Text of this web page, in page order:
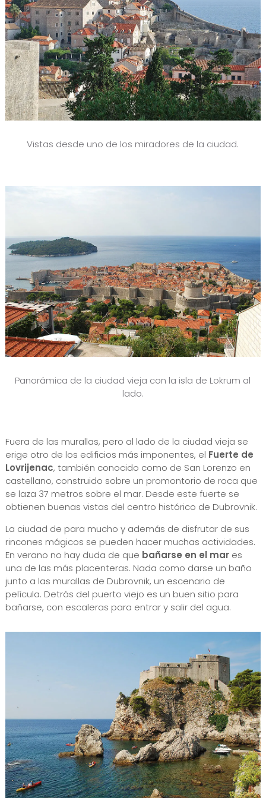
Vistas desde uno de los miradores de la ciudad.
Panorámica de la ciudad vieja con la isla de Lokrum al
lado.
Fuera de las murallas, pero al lado de la ciudad vieja se
erige otro de los edificios más imponentes, el Fuerte de
Lovrijenac, también conocido como de San Lorenzo en
castellano, construido sobre un promontorio de roca que
se laza 37 metros sobre el mar. Desde este fuerte se
obtienen buenas vistas del centro histórico de Dubrovnik.
La ciudad de para mucho y además de disfrutar de sus
rincones mágicos se pueden hacer muchas actividades.
En verano no hay duda de que bañarse en el mares
una de las más placenteras. Nada como darse un baño
junto a las murallas de Dubrovnik, un escenario de
película. Detrás del puerto viejo es un buen sitio para
bañarse, con escaleras para entrar y salir del agua.